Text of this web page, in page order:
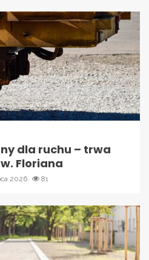
dla ruchu – trwa
Floriana
2026 81